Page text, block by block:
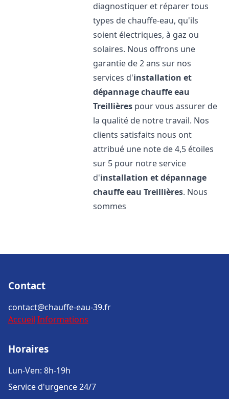
diagnostiquer et réparer tous
types de chauffe-eau, qu'ils
soient électriques, à gaz ou
solaires. Nous offrons une
garantie de 2 ans sur nos
services d'installation et
dépannage chauffe eau
Treillières pour vous assurer de
la qualité de notre travail. Nos
clients satisfaits nous ont
attribué une note de 4,5 étoiles
sur 5 pour notre service
d'installation et dépannage
chauffe eau Treillières. Nous
sommes
Contact
contact@chauffe-eau-39.fr
Accueil Informations
Horaires
Lun-Ven: 8h-19h
Service d'urgence 24/7